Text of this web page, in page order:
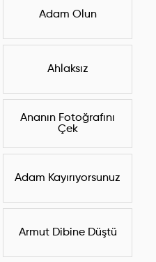
Adam Olun
Ahlaksız
Ananın Fotoğrafını
Çek
Adam Kayırıyorsunuz
Armut Dibine Düştü